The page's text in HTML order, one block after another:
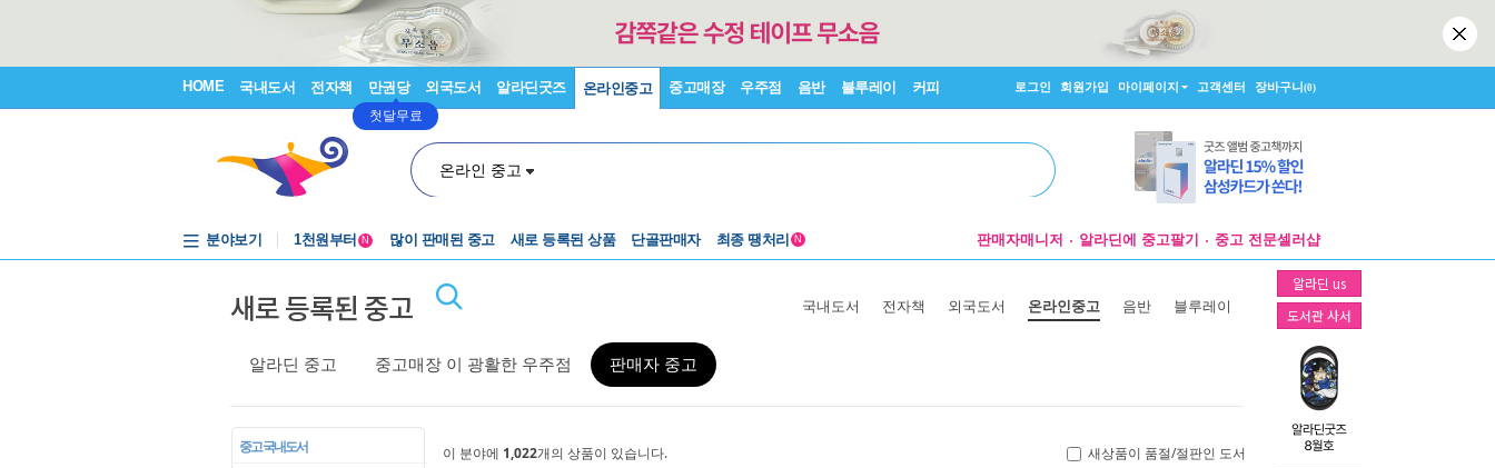
HOME 국내도서 전자책 만권당
첫달무료
외국도서 알라딘굿즈 온라인중고 중고매장 우주점 음반 블루레이 커피 로그인 회원가입 마이페이지 고객센터 장바구니(0)
온라인 중고
분야보기
1천원부터
중고음반
N 많이 판매된 중고 새로 등록된 상품 단골판매자 최종 땡처리 N 판매자매니저 알라딘에 중고팔기 중고 전문셀러샵
알라딘 us
도서관 사서
새로 등록된 중고 국내도서 전자책 외국도서 온라인중고 음반 블루레이
알라딘 중고 중고매장 이 광활한 우주점 판매자 중고
중고 국내도서 이 분야에 1,022개의 상품이 있습니다. 새상품이 품절/절판인 도서